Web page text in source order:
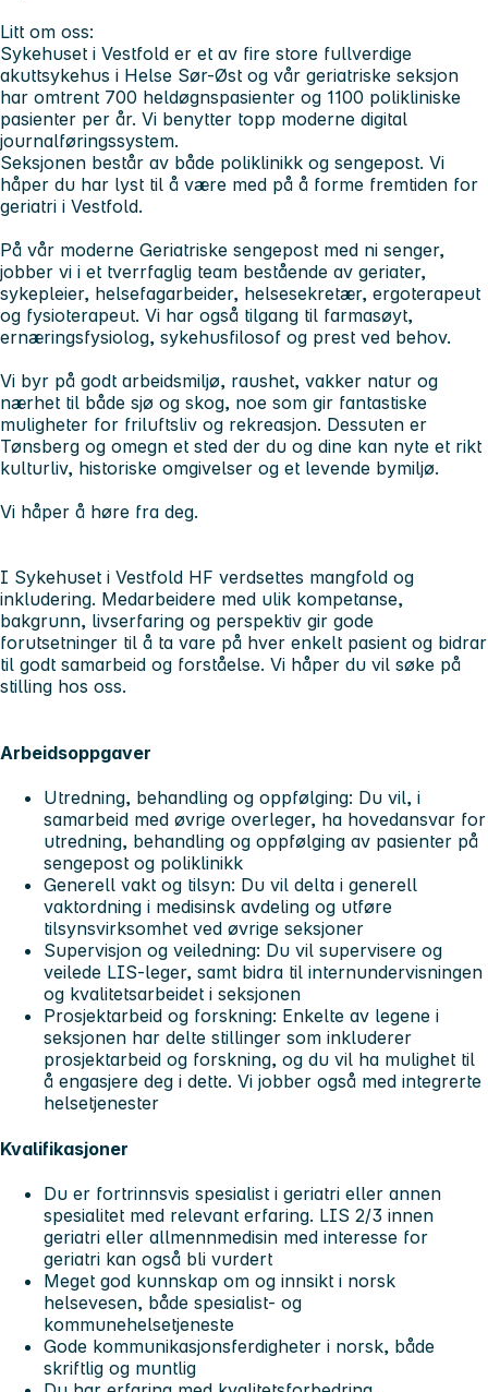
Litt om oss:
Sykehuset i Vestfold er et av fire store fullverdige
akuttsykehus i Helse Sør-Øst og vår geriatriske seksjon
har omtrent 700 heldøgnspasienter og 1100 polikliniske
pasienter per år. Vi benytter topp moderne digital
journalføringssystem.
Seksjonen består av både poliklinikk og sengepost. Vi
håper du har lyst til å være med på å forme fremtiden for
geriatri i Vestfold.
På vår moderne Geriatriske sengepost med ni senger,
jobber vi i et tverrfaglig team bestående av geriater,
sykepleier, helsefagarbeider, helsesekretær, ergoterapeut
og fysioterapeut. Vi har også tilgang til farmasøyt,
ernæringsfysiolog, sykehusfilosof og prest ved behov.
Vi byr på godt arbeidsmiljø, raushet, vakker natur og
nærhet til både sjø og skog, noe som gir fantastiske
muligheter for friluftsliv og rekreasjon. Dessuten er
Tønsberg og omegn et sted der du og dine kan nyte et rikt
kulturliv, historiske omgivelser og et levende bymiljø.
Vi håper å høre fra deg.
I Sykehuset i Vestfold HF verdsettes mangfold og
inkludering. Medarbeidere med ulik kompetanse,
bakgrunn, livserfaring og perspektiv gir gode
forutsetninger til å ta vare på hver enkelt pasient og bidrar
til godt samarbeid og forståelse. Vi håper du vil søke på
stilling hos oss.
Arbeidsoppgaver
Utredning, behandling og oppfølging: Du vil, i
samarbeid med øvrige overleger, ha hovedansvar for
utredning, behandling og oppfølging av pasienter på
sengepost og poliklinikk
Generell vakt og tilsyn: Du vil delta i generell
vaktordning i medisinsk avdeling og utføre
tilsynsvirksomhet ved øvrige seksjoner
Supervisjon og veiledning: Du vil supervisere og
veilede LIS-leger, samt bidra til internundervisningen
og kvalitetsarbeidet i seksjonen
Prosjektarbeid og forskning: Enkelte av legene i
seksjonen har delte stillinger som inkluderer
prosjektarbeid og forskning, og du vil ha mulighet til
å engasjere deg i dette. Vi jobber også med integrerte
helsetjenester
Kvalifikasjoner
Du er fortrinnsvis spesialist i geriatri eller annen
spesialitet med relevant erfaring. LIS 2/3 innen
geriatri eller allmennmedisin med interesse for
geriatri kan også bli vurdert
Meget god kunnskap om og innsikt i norsk
helsevesen, både spesialist- og
kommunehelsetjeneste
Gode kommunikasjonsferdigheter i norsk, både
skriftlig og muntlig